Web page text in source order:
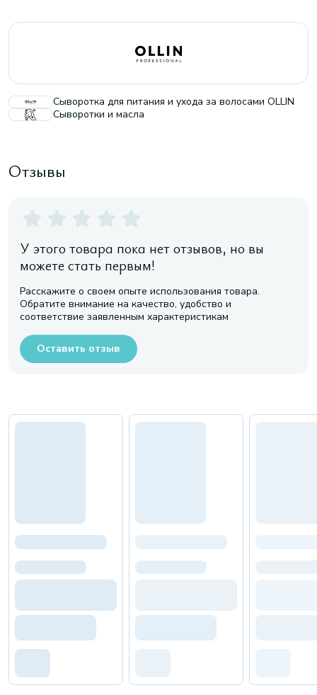
Сыворотка для питания и ухода за волосами OLLIN
Сыворотки и масла
Отзывы
У этого товара пока нет отзывов, но вы
можете стать первым!
Расскажите о своем опыте использования товара.
Обратите внимание на качество, удобство и
соответствие заявленным характеристикам
Оставить отзыв